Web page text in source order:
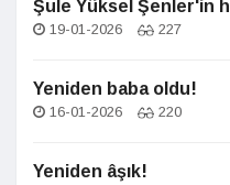
Şule Yüksel Şenler'in
19-01-2026 227
Yeniden baba oldu!
16-01-2026 220
Yeniden âşık!